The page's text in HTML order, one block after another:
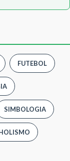
FUTEBOL
SIMBOLOGIA